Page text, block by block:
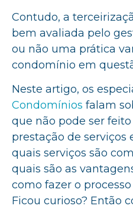
Contudo, a
bem avaliada pelo
ou não uma prática
condomínio em
Neste artigo, os
Condomínios falam
que não pode ser
prestação de
quais serviços são
quais são as
como fazer o
Ficou curioso? Então